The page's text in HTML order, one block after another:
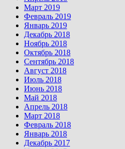
Март 2019
Февраль 2019
Январь 2019
Декабрь 2018
Ноябрь 2018
Октябрь 2018
Сентябрь 2018
Август 2018
Июль 2018
Июнь 2018
Май 2018
Апрель 2018
Март 2018
Февраль 2018
Январь 2018
Декабрь 2017